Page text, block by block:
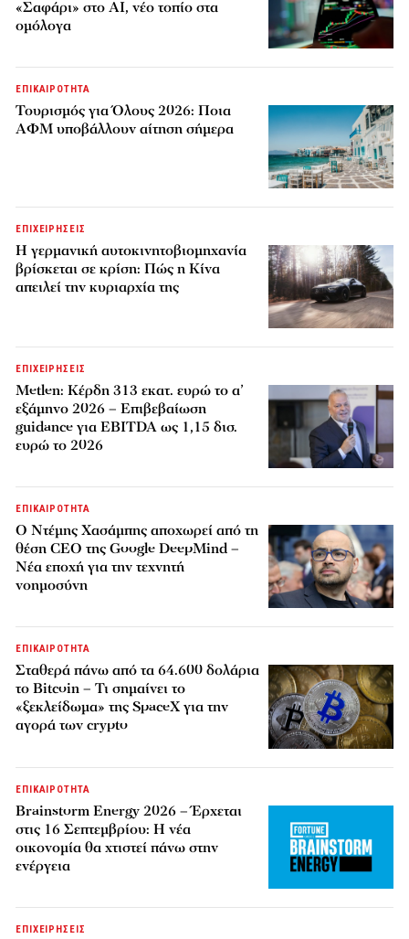
«Σαφάρι» στο AI, νέο τοπίο στα
ομόλογα
ΕΠΙΚΑΙΡΟΤΗΤΑ
Τουρισμός για Όλους 2026: Ποια
ΑΦΜ υποβάλλουν αίτηση σήμερα
ΕΠΙΧΕΙΡΗΣΕΙΣ
Η γερμανική αυτοκινητοβιομηχανία
βρίσκεται σε κρίση: Πώς η Κίνα
απειλεί την κυριαρχία της
ΕΠΙΧΕΙΡΗΣΕΙΣ
Metlen: Κέρδη 313 εκατ. ευρώ το α’
εξάμηνο 2026 – Επιβεβαίωση
guidance για EBITDA ως 1,15 δισ.
ευρώ το 2026
ΕΠΙΚΑΙΡΟΤΗΤΑ
Ο Ντέμης Χασάμπης αποχωρεί από τη
θέση CEO της Google DeepMind –
Νέα εποχή για την τεχνητή
νοημοσύνη
ΕΠΙΚΑΙΡΟΤΗΤΑ
Σταθερά πάνω από τα 64.600 δολάρια
το Bitcoin – Τι σημαίνει το
«ξεκλείδωμα» της SpaceX για την
αγορά των crypto
ΕΠΙΚΑΙΡΟΤΗΤΑ
Brainstorm Energy 2026 – Έρχεται
στις 16 Σεπτεμβρίου: Η νέα
οικονομία θα χτιστεί πάνω στην
ενέργεια
ΕΠΙΧΕΙΡΗΣΕΙΣ